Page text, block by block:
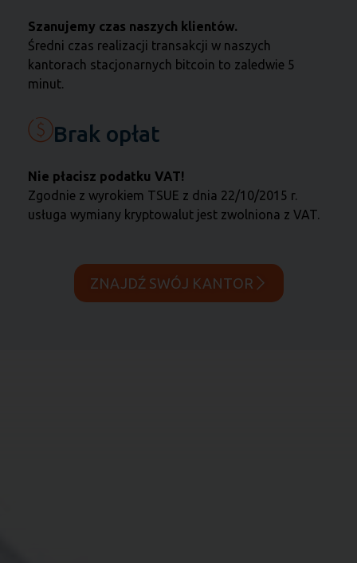
Szanujemy czas naszych klientów.
Średni czas realizacji transakcji w naszych
kantorach stacjonarnych bitcoin to zaledwie 5
minut.
Brak opłat
Nie płacisz podatku VAT!
Zgodnie z wyrokiem TSUE z dnia 22/10/2015 r.
usługa wymiany kryptowalut jest zwolniona z VAT.
ZNAJDŹ SWÓJ KANTOR